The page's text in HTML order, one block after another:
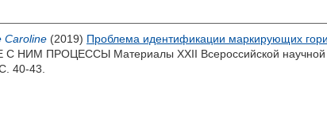
Caroline (2019) Проблема идентификации маркирующих
ПРОЦЕССЫ Материалы XXII Всероссийской
40-43.